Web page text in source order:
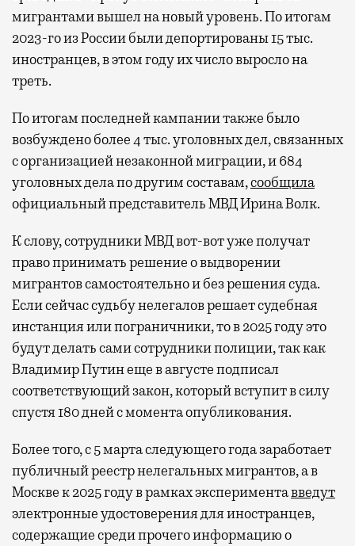
мигрантами вышел на новый уровень. По итогам
2023-го из России были депортированы 15 тыс.
иностранцев, в этом году их число выросло на
треть.
По итогам последней кампании также было
возбуждено более 4 тыс. уголовных дел, связанных
с организацией незаконной миграции, и 684
уголовных дела по другим составам,сообщила
официальный представитель МВД Ирина Волк.
К слову, сотрудники МВД вот-вот уже получат
право принимать решение о выдворении
мигрантов самостоятельно и без решения суда.
Если сейчас судьбу нелегалов решает судебная
инстанция или пограничники, то в 2025 году это
будут делать сами сотрудники полиции, так как
Владимир Путин еще в августе подписал
соответствующий закон, который вступит в силу
спустя 180 дней с момента опубликования.
Более того, с 5 марта следующего года заработает
публичный реестр нелегальных мигрантов, ав
Москве к 2025 году в рамках экспериментавведут
электронные удостоверения для иностранцев,
содержащие среди прочего информацию о